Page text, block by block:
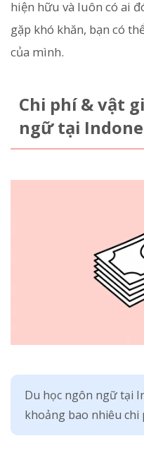
hiện hữu và luôn có ai
gặp khó khăn, bạn có
của mình.
Chi phí & vật
ngữ tại
Du học ngôn ngữ tại
khoảng bao nhiêu chi